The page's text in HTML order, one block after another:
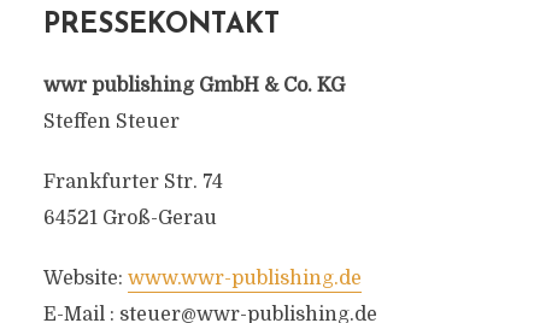
PRESSEKONTAKT
wwr publishing GmbH & Co. KG
Steffen Steuer
Frankfurter Str. 74
64521 Groß-Gerau
Website: www.wwr-publishing.de
E-Mail : steuer@wwr-publishing.de